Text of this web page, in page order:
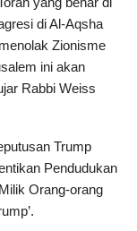
di Al-Aqsha
Zionisme
ini akan
Rabbi Weiss
Trump
Pendudukan
Orang-orang